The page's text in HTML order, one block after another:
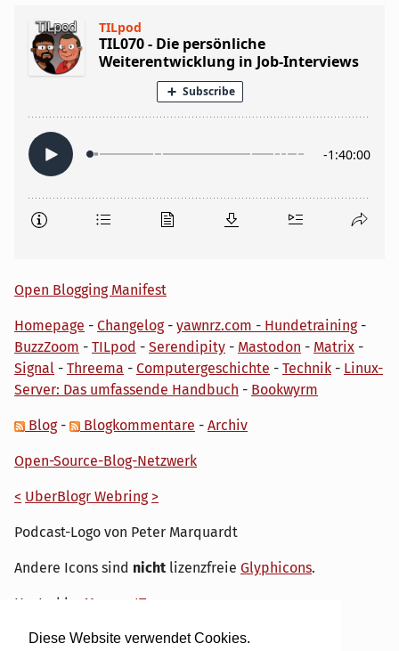
Diese Website verwendet Cookies.
Open Blogging Manifest
Homepage - Changelog- yawnrz.com - Hundetraining-
BuzzZoom - TILpod - Serendipity - Mastodon - Matrix -
Signal - Threema - Computergeschichte - Technik - Linux-
Server: Das umfassende Handbuch - Bookwyrm
Blog- Blogkommentare - Archiv
Open-Source-Blog-Netzwerk
< UberBlogr Webring >
Podcast-Logo von Peter Marquardt
Andere Icons sind nicht lizenzfreie Glyphicons.
Hosted by My own IT.